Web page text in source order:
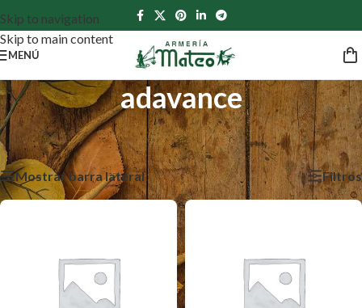
Skip to navigation
Skip to main content
MENÚ
adavance
Inicio /Productos etiquetados “adavance”
Mostrando los 2 resultados
Mostrar barra lateral
Filtros